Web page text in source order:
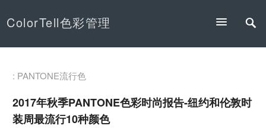
ColorTell色彩管理
: PANTONE流行色
2017年秋季PANTONE色彩时尚报告-纽约和伦敦时
装周最流行10种颜色